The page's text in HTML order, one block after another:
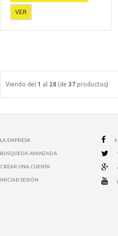
VER
Viendo del 1 al 28 (de 37 productos)
LA EMPRESA
BUSQUEDA AVANZADA
CREAR UNA CUENTA
INICIAR SESIÓN